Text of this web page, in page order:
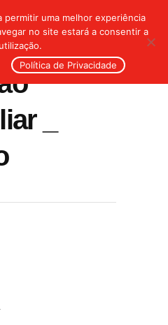
_
permitir uma melhor experiência
no site estará a consentir a
Política de Privacidade